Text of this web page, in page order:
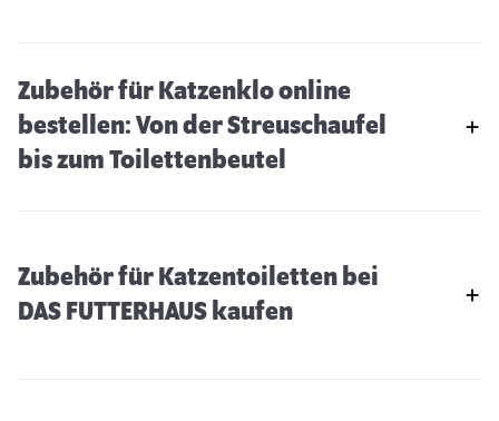
Zubehör für Katzenklo online
bestellen: Von der Streuschaufel
bis zum Toilettenbeutel
Zubehör für Katzentoiletten bei
DAS FUTTERHAUS kaufen